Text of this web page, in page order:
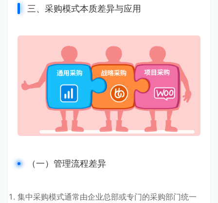
三、采购模式本质差异与应用
（一）管理流程差异
集中采购模式通常由企业总部或专门的采购部门统一